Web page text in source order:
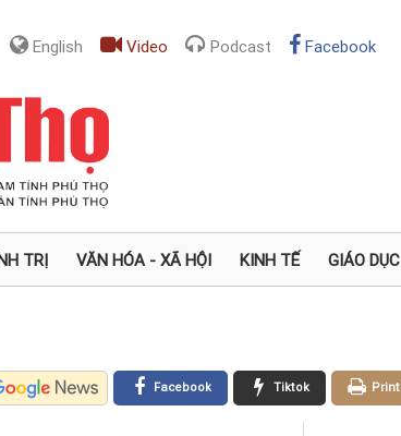
English Video Podcast Facebook
TRỊ VĂN HÓA - XÃ HỘI KINH TẾ GIÁO DỤC
Print
Tiktok
Facebook